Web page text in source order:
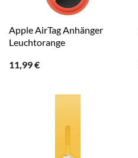
Apple AirTag Anhänger
Leuchtorange
11,99€